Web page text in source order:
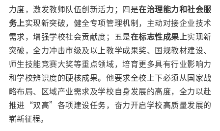
力度，激发教师队伍创新活力；四是在治理能力和社会服
务上实现新突破，健全专项管理机制，主动对接企业技术
需求，增强学校社会贡献度；五是在标志性成果上实现新
突破，全力冲击市级及以上教学成果奖、国规教材建设、
师生技能竞赛大奖等重点领域，培育更多具有行业影响力
和学校辨识度的硬核成果。他要求全校上下必须从国家战
略布局、区域产业需求及学校自身发展的高度，全力以赴
推进“双高”各项建设任务，奋力开启学校高质量发展的
崭新征程。